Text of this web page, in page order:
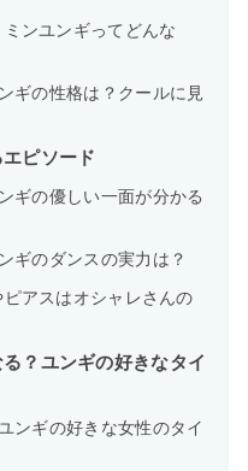
ンユンギってどんな
ギの性格は？クールに見
ピソード
ギの優しい一面が分かる
ギのダンスの実力は？
アスはオシャレさんの
？ユンギの好きなタイ
ンギの好きな女性のタイ